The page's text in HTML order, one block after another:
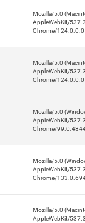
Mozilla/5.0
AppleWebKit/
Chrome/124.0.0.0
Mozilla/5.0
AppleWebKit/
Chrome/124.0.0.0
Mozilla/5.0
AppleWebKit/
Chrome/
Mozilla/5.0
AppleWebKit/
Chrome/
Mozilla/5.0
AppleWebKit/